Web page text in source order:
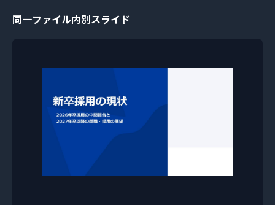
同一ファイル内別スライド